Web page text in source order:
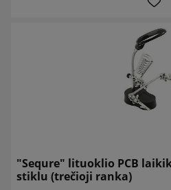
"Sequre" lituoklio PCB
stiklu (trečioji ranka)